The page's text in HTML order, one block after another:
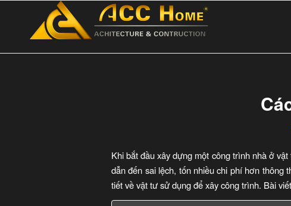
Khi bắt đầu xây dựng một công trình nhà ở
dẫn đến sai lệch, tốn nhiều chi phí hơn
tiết về vật tư sử dụng để xây công trình. Bài